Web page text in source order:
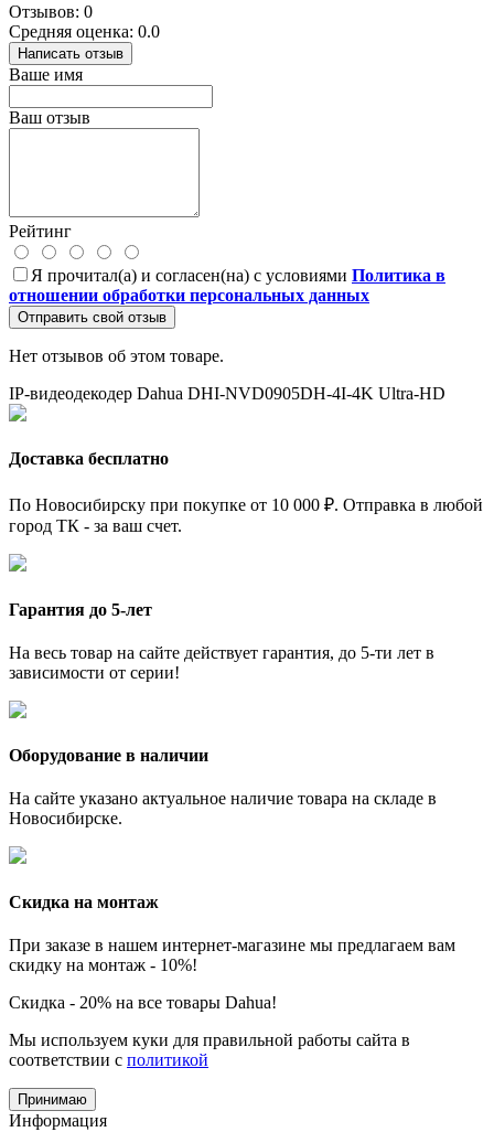
Отзывов: 0
Средняя оценка: 0.0
Написать отзыв
Ваше имя
Ваш отзыв
Рейтинг
Я прочитал(а) и согласен(на) с условиями Политика в
отношении обработки персональных данных
Отправить свой отзыв
Нет отзывов об этом товаре.
IP-видеодекодер Dahua DHI-NVD0905DH-4I-4K Ultra-HD
Доставка бесплатно
По Новосибирску при покупке от 10 000 ₽. Отправка в любой
город ТК - за ваш счет.
Гарантия до 5-лет
На весь товар на сайте действует гарантия, до 5-ти лет в
зависимости от серии!
Оборудование в наличии
На сайте указано актуальное наличие товара на складе в
Новосибирске.
Скидка на монтаж
При заказе в нашем интернет-магазине мы предлагаем вам
скидку на монтаж - 10%!
Скидка - 20% на все товары Dahua!
Мы используем куки для правильной работы сайта в
соответствии с политикой
Принимаю
Информация